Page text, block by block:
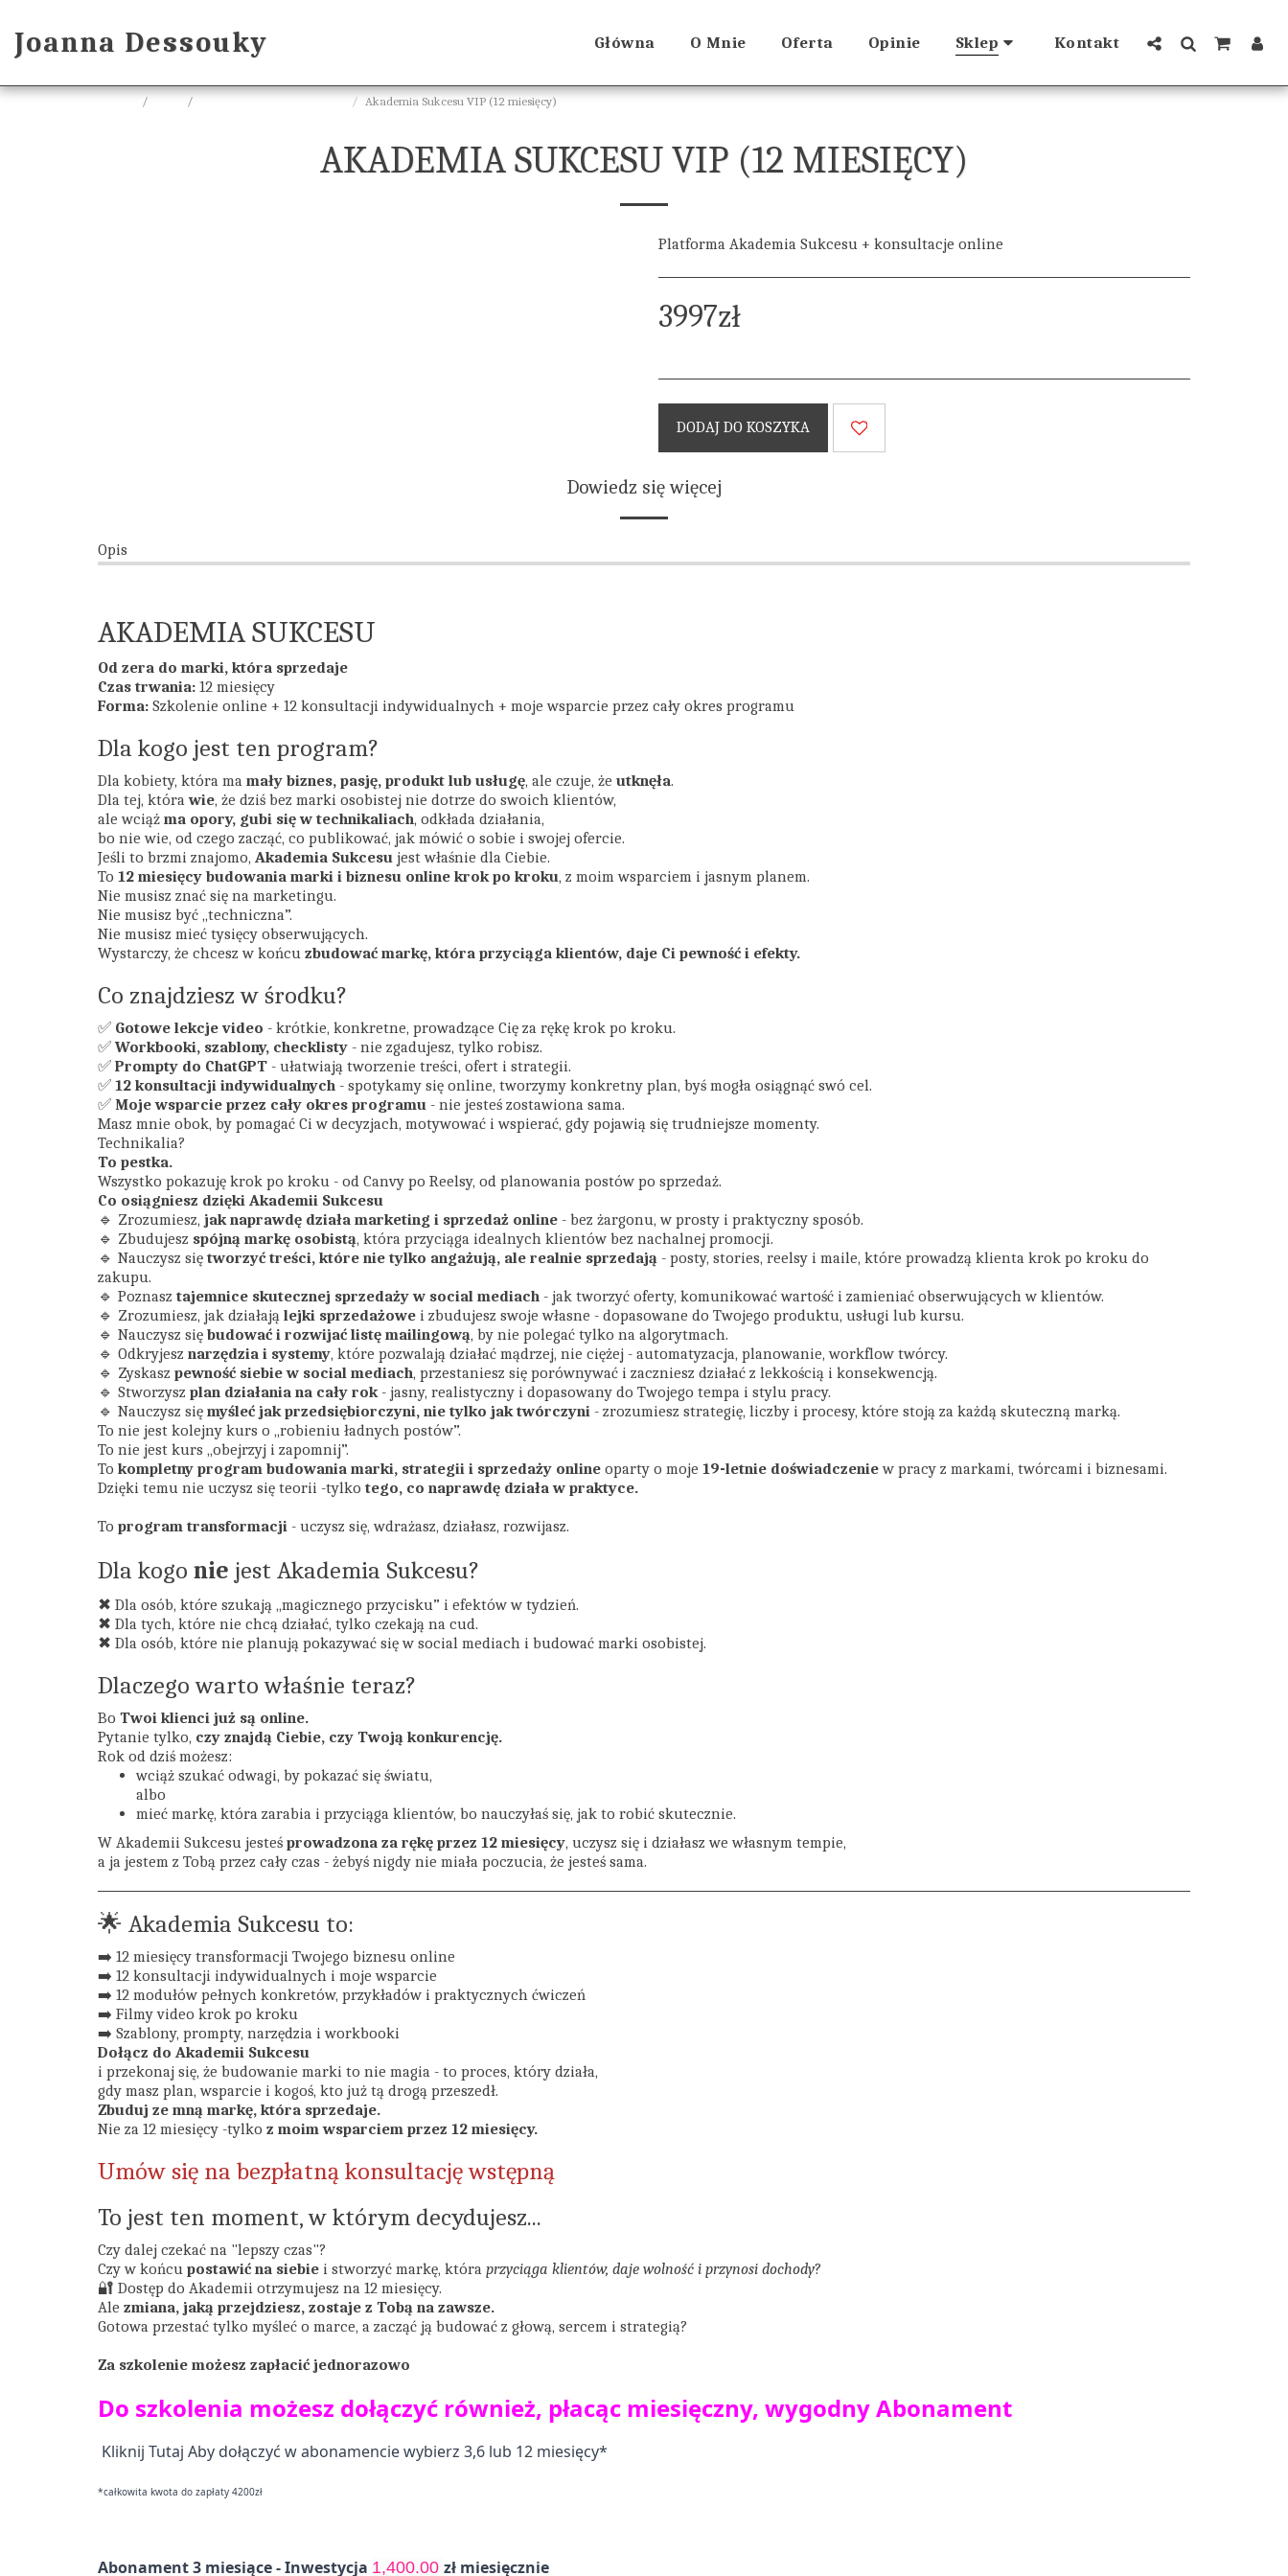
Joanna Dessouky Główna O Mnie Oferta Opinie Sklep Kontakt
Akademia Sukcesu VIP (12 miesięcy)
AKADEMIA SUKCESU VIP (12 MIESIĘCY)
Platforma Akademia Sukcesu + konsultacje online
3997zł
DODAJ DO KOSZYKA
Dowiedz się więcej
Opis
AKADEMIA SUKCESU
Od zera do marki, która sprzedaje
Czas trwania: 12 miesięcy
Forma: Szkolenie online + 12 konsultacji indywidualnych + moje wsparcie przez cały okres programu
Dla kogo jest ten program?
Dla kobiety, która ma mały biznes, pasję, produkt lub usługę, ale czuje, że utknęła.
Dla tej, którawie, że dziś bez marki osobistej nie dotrze do swoich klientów,
ale wciąż ma opory, gubi się w technikaliach, odkłada działania,
bo nie wie, od czego zacząć, co publikować, jak mówić o sobie i swojej ofercie.
Jeśli to brzmi znajomo, Akademia Sukcesu jest właśnie dla Ciebie.
To 12 miesięcy budowania marki i biznesu online krok po kroku, z moim wsparciem i jasnym planem.
Nie musisz znać się na marketingu.
Nie musisz być „techniczna”.
Nie musisz mieć tysięcy obserwujących.
Wystarczy, że chcesz w końcu zbudować markę, która przyciąga klientów, daje Ci pewność i efekty.
Co znajdziesz w środku?
✅ Gotowe lekcje video - krótkie, konkretne, prowadzące Cię za rękę krok po kroku.
✅ Workbooki, szablony, checklisty - nie zgadujesz, tylko robisz.
✅ Prompty do ChatGPT - ułatwiają tworzenie treści, ofert i strategii.
✅ 12 konsultacji indywidualnych - spotykamy się online, tworzymy konkretny plan, byś mogła osiągnąć swó cel.
✅ Moje wsparcie przez cały okres programu - nie jesteś zostawiona sama.
Masz mnie obok, by pomagać Ci w decyzjach, motywować i wspierać, gdy pojawią się trudniejsze momenty.
Technikalia?
To pestka.
Wszystko pokazuję krok po kroku - od Canvy po Reelsy, od planowania postów po sprzedaż.
Co osiągniesz dzięki Akademii Sukcesu
🔹 Zrozumiesz, jak naprawdę działa marketing i sprzedaż online - bez żargonu, w prosty i praktyczny sposób.
🔹 Zbudujesz spójną markę osobistą, która przyciąga idealnych klientów bez nachalnej promocji.
🔹 Nauczysz się tworzyć treści, które nie tylko angażują, ale realnie sprzedają - posty, stories, reelsy i maile, które prowadzą klienta krok po kroku do
zakupu.
🔹 Poznasz tajemnice skutecznej sprzedaży w social mediach - jak tworzyć oferty, komunikować wartość i zamieniać obserwujących w klientów.
🔹 Zrozumiesz, jak działają lejki sprzedażowe i zbudujesz swoje własne - dopasowane do Twojego produktu, usługi lub kursu.
🔹 Nauczysz się budować i rozwijać listę mailingową, by nie polegać tylko na algorytmach.
🔹 Odkryjesz narzędzia i systemy, które pozwalają działać mądrzej, nie ciężej - automatyzacja, planowanie, workflow twórcy.
🔹 Zyskasz pewność siebie w social mediach, przestaniesz się porównywać i zaczniesz działać z lekkością i konsekwencją.
🔹 Stworzysz plan działania na cały rok - jasny, realistyczny i dopasowany do Twojego tempa i stylu pracy.
🔹 Nauczysz się myśleć jak przedsiębiorczyni, nie tylko jak twórczyni - zrozumiesz strategię, liczby i procesy, które stoją za każdą skuteczną marką.
To nie jest kolejny kurs o „robieniu ładnych postów”.
To nie jest kurs „obejrzyj i zapomnij”.
To kompletny program budowania marki, strategii i sprzedaży online oparty o moje 19-letnie doświadczeniew pracy z markami, twórcami i biznesami.
Dzięki temu nie uczysz się teorii -tylko tego, co naprawdę działa w praktyce.
To program transformacji - uczysz się, wdrażasz, działasz, rozwijasz.
Dla kogo nie jest Akademia Sukcesu?
✖ Dla osób, które szukają „magicznego przycisku” i efektów w tydzień.
✖ Dla tych, które nie chcą działać, tylko czekają na cud.
✖ Dla osób, które nie planują pokazywać się w social mediach i budować marki osobistej.
Dlaczego warto właśnie teraz?
Bo Twoi klienci już są online.
Pytanie tylko, czy znajdą Ciebie, czy Twoją konkurencję.
Rok od dziś możesz:
wciąż szukać odwagi, by pokazać się światu,
albo
mieć markę, która zarabia i przyciąga klientów, bo nauczyłaś się, jak to robić skutecznie.
W Akademii Sukcesu jesteś prowadzona za rękę przez 12 miesięcy, uczysz się i działasz we własnym tempie,
a ja jestem z Tobą przez cały czas - żebyś nigdy nie miała poczucia, że jesteś sama.
🌟 Akademia Sukcesu to:
➡️ 12 miesięcy transformacji Twojego biznesu online
➡️ 12 konsultacji indywidualnych i moje wsparcie
➡️ 12 modułów pełnych konkretów, przykładów i praktycznych ćwiczeń
➡️ Filmy video krok po kroku
➡️ Szablony, prompty, narzędzia i workbooki
Dołącz do Akademii Sukcesu
i przekonaj się, że budowanie marki to nie magia - to proces, który działa,
gdy masz plan, wsparcie i kogoś, kto już tą drogą przeszedł.
Zbuduj ze mną markę, która sprzedaje.
Nie za 12 miesięcy -tylko z moim wsparciem przez 12 miesięcy.
Umów się na bezpłatną konsultację wstępną
To jest ten moment, w którym decydujesz...
Czy dalej czekać na "lepszy czas"?
Czy w końcu postawić na siebie i stworzyć markę, która przyciąga klientów, daje wolność i przynosi dochody?
🔐 Dostęp do Akademii otrzymujesz na 12 miesięcy.
Ale zmiana, jaką przejdziesz, zostaje z Tobą na zawsze.
Gotowa przestać tylko myśleć o marce, a zacząć ją budować z głową, sercem i strategią?
Za szkolenie możesz zapłacić jednorazowo
Do szkolenia możesz dołączyć również, płacąc miesięczny, wygodny Abonament
Kliknij Tutaj Aby dołączyć w abonamencie wybierz 3,6 lub 12 miesięcy*
*całkowita kwota do zapłaty 4200zł
Abonament 3 miesiące - Inwestycja 1,400.00 zł miesięcznie